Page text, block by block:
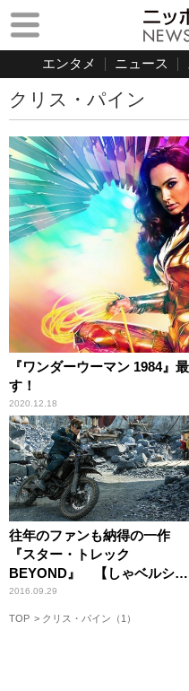
エンタメ ニュース
クリス・パイン
『ワンダーウーマン 1984』
す！
2020.12.18
往年のファンも納得の一作
『スター・トレック
BEYOND』 【しゃベルシネ
マ by 八雲ふみね・第77回】
2016.09.29
TOP クリス・パイン（1）